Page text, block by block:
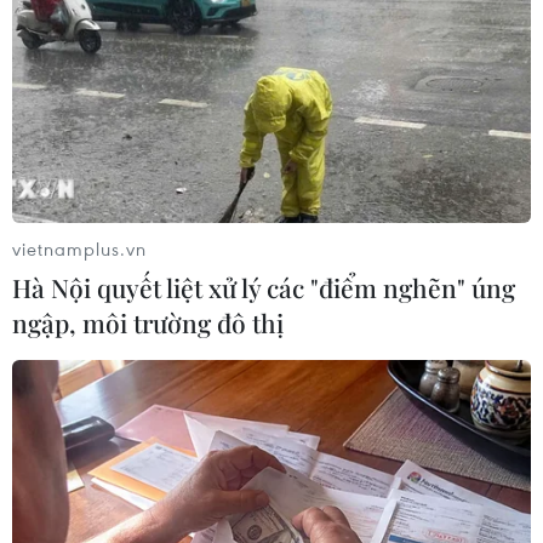
Theo dõi VietnamPlus
TIN LIÊN QUAN
vietnamplus.vn
Hà Nội quyết liệt xử lý các "điểm nghẽn" úng
ngập, môi trường đô thị